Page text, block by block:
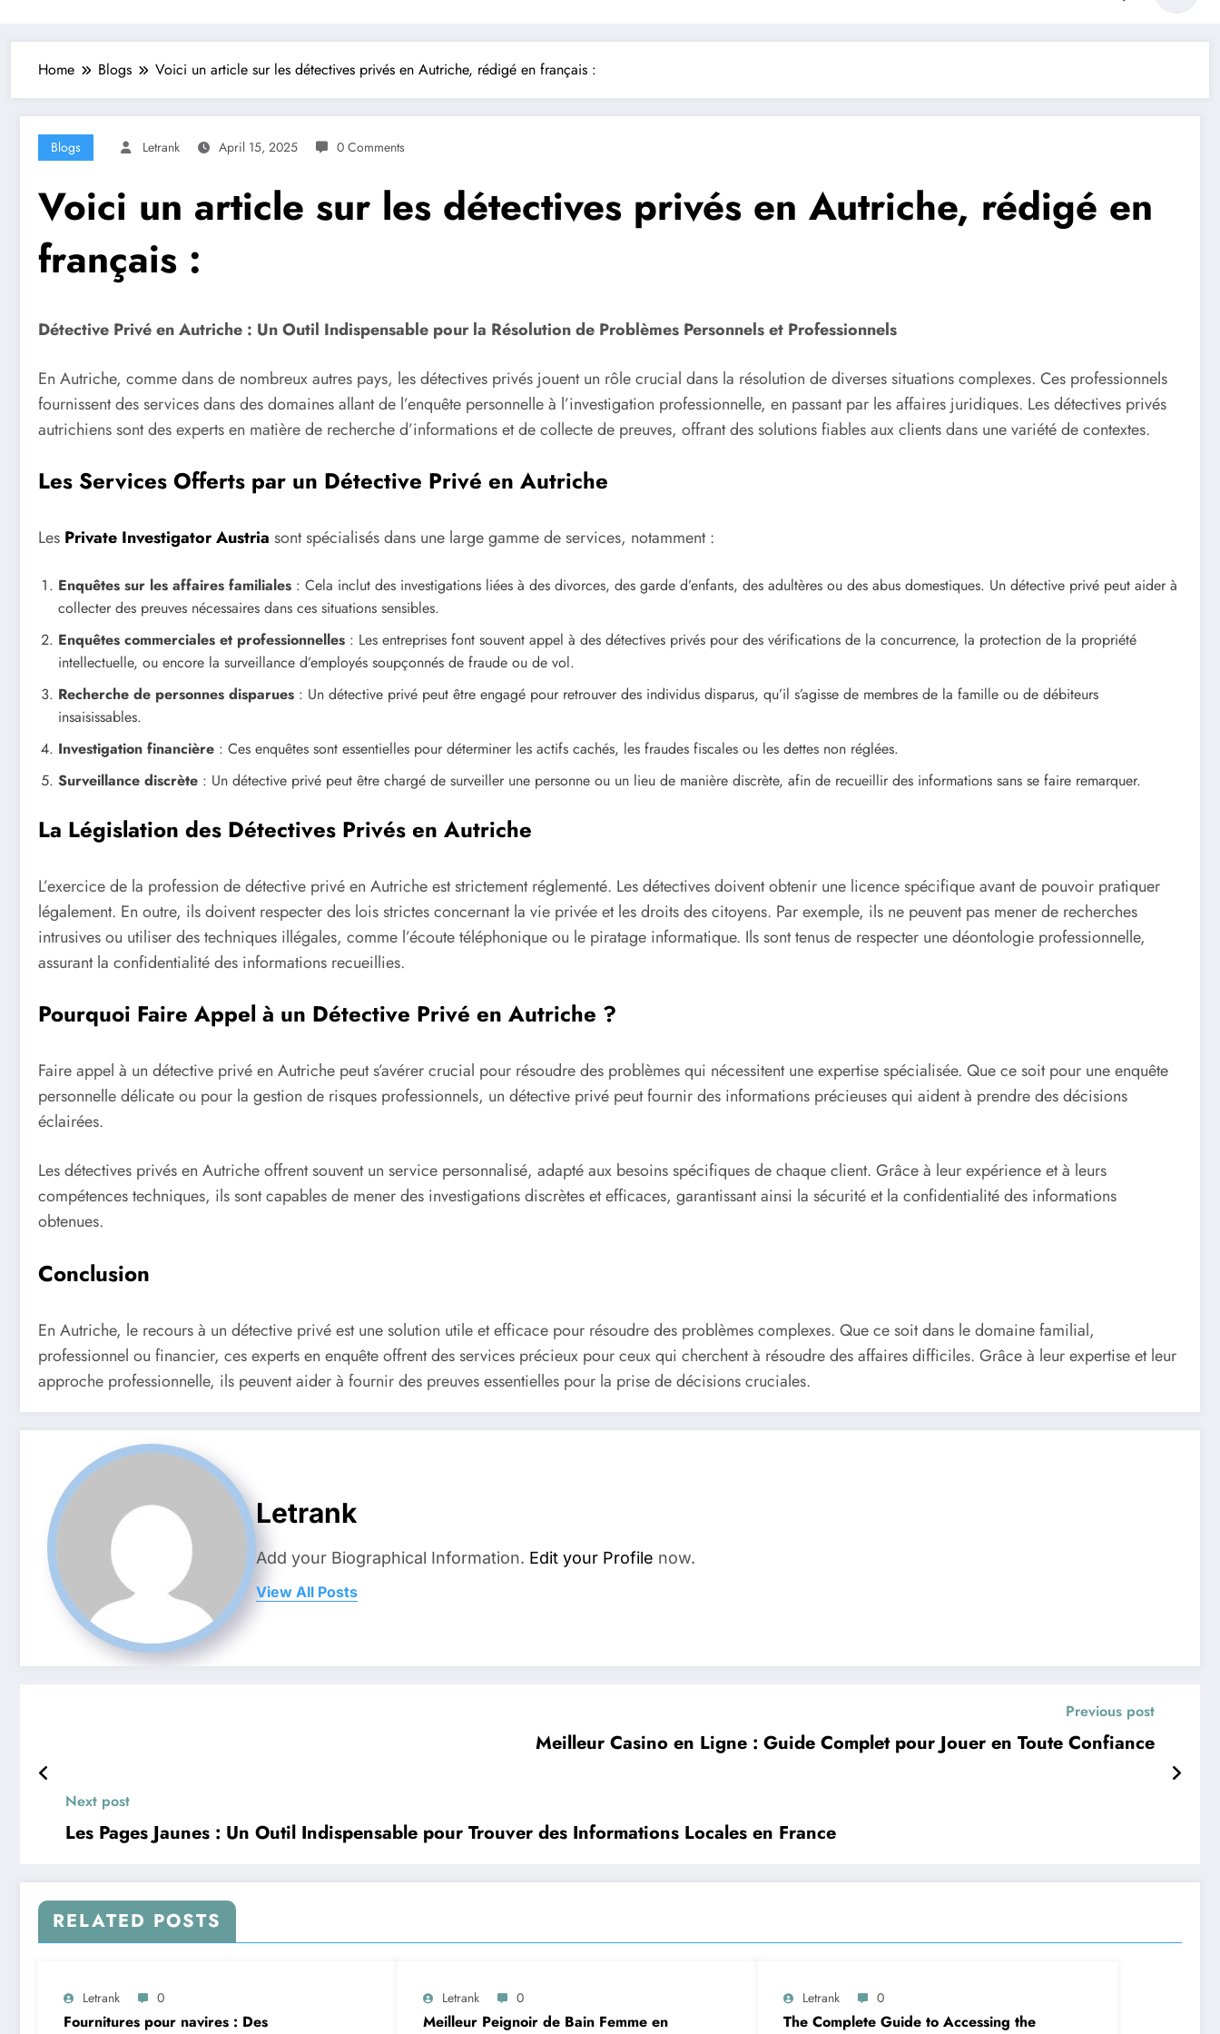
Home Blogs Voici un article sur les détectives privés en Autriche, rédigé en français :
Blogs Letrank April 15, 2025 0 Comments
Voici un article sur les détectives privés en Autriche, rédigé en
français :
Détective Privé en Autriche : Un Outil Indispensable pour la Résolution de Problèmes Personnels et Professionnels
En Autriche, comme dans de nombreux autres pays, les détectives privés jouent un rôle crucial dans la résolution de diverses situations complexes. Ces professionnels
fournissent des services dans des domaines allant de l’enquête personnelle à l’investigation professionnelle, en passant par les affaires juridiques. Les détectives privés
autrichiens sont des experts en matière de recherche d’informations et de collecte de preuves, offrant des solutions fiables aux clients dans une variété de contextes.
Les Services Offerts par un Détective Privé en Autriche
Les Private Investigator Austria sont spécialisés dans une large gamme de services, notamment :
Enquêtes sur les affaires familiales : Cela inclut des investigations liées à des divorces, des garde d’enfants, des adultères ou des abus domestiques. Un détective privé peut aider à
collecter des preuves nécessaires dans ces situations sensibles.
Enquêtes commerciales et professionnelles : Les entreprises font souvent appel à des détectives privés pour des vérifications de la concurrence, la protection de la propriété
intellectuelle, ou encore la surveillance d’employés soupçonnés de fraude ou de vol.
Recherche de personnes disparues : Un détective privé peut être engagé pour retrouver des individus disparus, qu’il s’agisse de membres de la famille ou de débiteurs
insaisissables.
Investigation financière : Ces enquêtes sont essentielles pour déterminer les actifs cachés, les fraudes fiscales ou les dettes non réglées.
Surveillance discrète : Un détective privé peut être chargé de surveiller une personne ou un lieu de manière discrète, afin de recueillir des informations sans se faire remarquer.
La Législation des Détectives Privés en Autriche
L’exercice de la profession de détective privé en Autriche est strictement réglementé. Les détectives doivent obtenir une licence spécifique avant de pouvoir pratiquer
légalement. En outre, ils doivent respecter des lois strictes concernant la vie privée et les droits des citoyens. Par exemple, ils ne peuvent pas mener de recherches
intrusives ou utiliser des techniques illégales, comme l’écoute téléphonique ou le piratage informatique. Ils sont tenus de respecter une déontologie professionnelle,
assurant la confidentialité des informations recueillies.
Pourquoi Faire Appel à un Détective Privé en Autriche ?
Faire appel à un détective privé en Autriche peut s’avérer crucial pour résoudre des problèmes qui nécessitent une expertise spécialisée. Que ce soit pour une enquête
personnelle délicate ou pour la gestion de risques professionnels, un détective privé peut fournir des informations précieuses qui aident à prendre des décisions
éclairées.
Les détectives privés en Autriche offrent souvent un service personnalisé, adapté aux besoins spécifiques de chaque client. Grâce à leur expérience et à leurs
compétences techniques, ils sont capables de mener des investigations discrètes et efficaces, garantissant ainsi la sécurité et la confidentialité des informations
obtenues.
Conclusion
En Autriche, le recours à un détective privé est une solution utile et efficace pour résoudre des problèmes complexes. Que ce soit dans le domaine familial,
professionnel ou financier, ces experts en enquête offrent des services précieux pour ceux qui cherchent à résoudre des affaires difficiles. Grâce à leur expertise et leur
approche professionnelle, ils peuvent aider à fournir des preuves essentielles pour la prise de décisions cruciales.
Letrank
Add your Biographical Information. Edit your Profile now.
View All Posts
Previous post
Meilleur Casino en Ligne : Guide Complet pour Jouer en Toute Confiance
Next post
Les Pages Jaunes : Un Outil Indispensable pour Trouver des Informations Locales en France
RELATED POSTS
Letrank 0
Fournitures pour navires : Des
Letrank 0
Meilleur Peignoir de Bain Femme en
Letrank 0
The Complete Guide to Accessing the